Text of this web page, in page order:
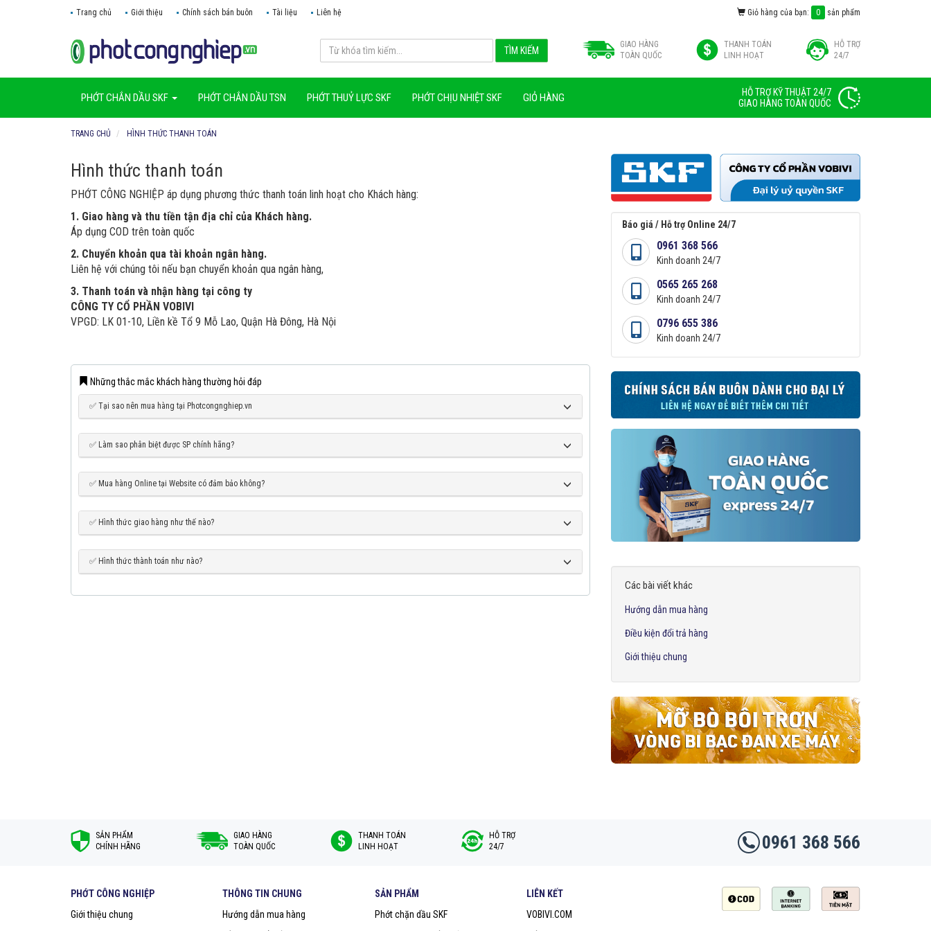
Trang chủ Giới thiệu Chính sách bán buôn Tài liệu Liên hệ Giỏ hàng của bạn: 0 sản phẩm
GIAO HÀNG
TOÀN QUỐC
THANH TOÁN
LINH HOẠT
HỖ TRỢ
24/7
PHỚT CHẮN DẦU SKF PHỚT CHẮN DẦU TSN PHỚT THUỶ LỰC SKF PHỚT CHỊU NHIỆT SKF GIỎ HÀNG
HỖ TRỢ KỸ THUẬT 24/7
GIAO HÀNG TOÀN QUỐC
TRANG CHỦ HÌNH THỨC THANH TOÁN
Hình thức thanh toán
PHỚT CÔNG NGHIỆP áp dụng phương thức thanh toán linh hoạt cho Khách hàng:
1. Giao hàng và thu tiền tận địa chỉ của Khách hàng.
Áp dụng COD trên toàn quốc
2. Chuyển khoản qua tài khoản ngân hàng.
Liên hệ với chúng tôi nếu bạn chuyển khoản qua ngân hàng,
3. Thanh toán và nhận hàng tại công ty
CÔNG TY CỔ PHẦN VOBIVI
VPGD: LK 01-10, Liền kề Tổ 9 Mỗ Lao, Quận Hà Đông, Hà Nội
Những thắc mắc khách hàng thường hỏi đáp
✅ Tại sao nên mua hàng tại Photcongnghiep.vn
✅ Làm sao phân biệt được SP chính hãng?
✅ Mua hàng Online tại Website có đảm bảo không?
✅ Hình thức giao hàng như thế nào?
✅ Hình thức thành toán như nào?
Báo giá / Hỗ trợ Online 24/7
0961 368 566
Kinh doanh 24/7
0565 265 268
Kinh doanh 24/7
0796 655 386
Kinh doanh 24/7
Các bài viết khác
Hướng dẫn mua hàng
Điều kiện đổi trả hàng
Giới thiệu chung
SẢN PHẨM
CHÍNH HÃNG
GIAO HÀNG
TOÀN QUỐC
THANH TOÁN
LINH HOẠT
HỖ TRỢ
24/7
0961 368 566
PHỚT CÔNG NGHIỆP
Giới thiệu chung
THÔNG TIN CHUNG
Hướng dẫn mua hàng
SẢN PHẨM
Phớt chặn dầu SKF
LIÊN KẾT
VOBIVI.COM